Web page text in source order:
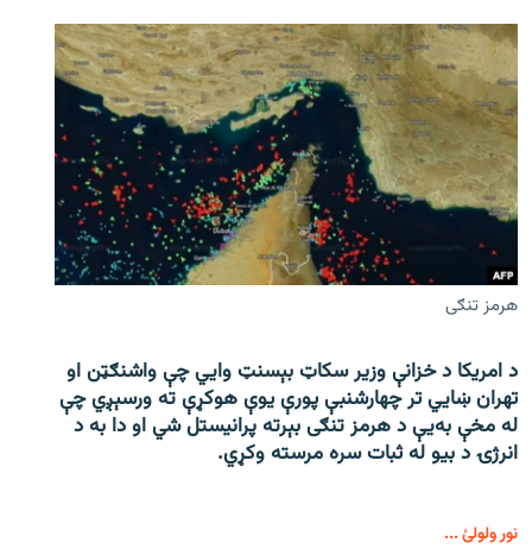
هرمز تنګی
د امریکا د خزانې وزیر سکاټ بېسنټ وایي چې واشنګټن او
تهران ښايي تر چهارشنبې پورې یوې هوکړې ته ورسېږي چې
له مخې به‌یې د هرمز تنګی بېرته پرانیستل شي او دا به د
انرژۍ د بیو له ثبات سره مرسته وکړي.
نور ولولئ ...